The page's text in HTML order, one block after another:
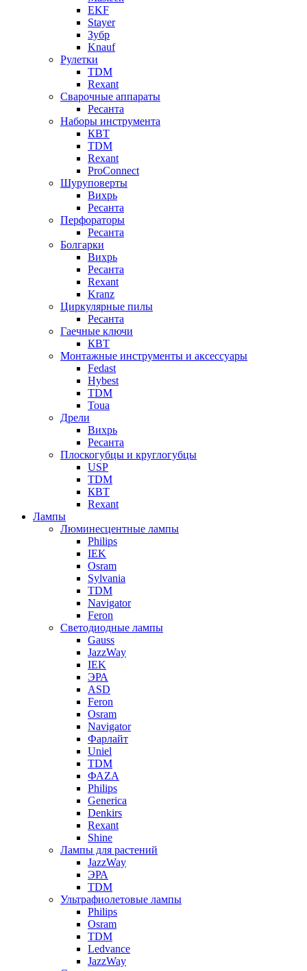
EKF
Stayer
Зубр
Knauf
Рулетки
TDM
Rexant
Сварочные аппараты
Ресанта
Наборы инструмента
КВТ
TDM
Rexant
ProConnect
Шуруповерты
Вихрь
Ресанта
Перфораторы
Ресанта
Болгарки
Вихрь
Ресанта
Rexant
Kranz
Циркулярные пилы
Ресанта
Гаечные ключи
КВТ
Монтажные инструменты и аксессуары
Fedast
Hybest
TDM
Toua
Дрели
Вихрь
Ресанта
Плоскогубцы и круглогубцы
USP
TDM
КВТ
Rexant
Лампы
Люминесцентные лампы
Philips
IEK
Osram
Sylvania
TDM
Navigator
Feron
Светодиодные лампы
Gauss
JazzWay
IEK
ЭРА
ASD
Feron
Osram
Navigator
Фарлайт
Uniel
TDM
ФАZА
Philips
Generica
Denkirs
Rexant
Shine
Лампы для растений
JazzWay
ЭРА
TDM
Ультрафиолетовые лампы
Philips
Osram
TDM
Ledvance
JazzWay